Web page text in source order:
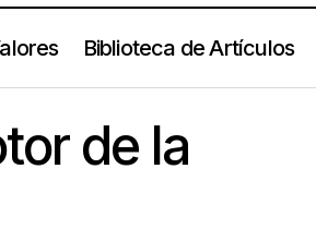
Biblioteca de Artículos
Directiva, motor de la pyme familiar
de la